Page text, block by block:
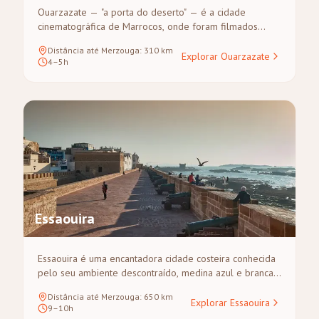
Ouarzazate — "a porta do deserto" — é a cidade
cinematográfica de Marrocos, onde foram filmados
na encruzilhada das montanhas do Atlas e do Saara,
tornando-a a cidade mais próxima de Merzouga e uma
deserto.
Distância até Merzouga: 310 km
4–5h
Explorar Ouarzazate
Essaouira
Essaouira é uma encantadora cidade costeira conhecida
pelo seu ambiente descontraído, medina azul e branca
século XVIII junto ao mar, este porto ventoso é um
refúgio para surfistas, artistas e amantes de marisco.
Distância até Merzouga: 650 km
9–10h
Explorar Essaouira